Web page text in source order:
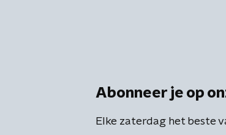
Abonneer je op
Elke zaterdag het beste